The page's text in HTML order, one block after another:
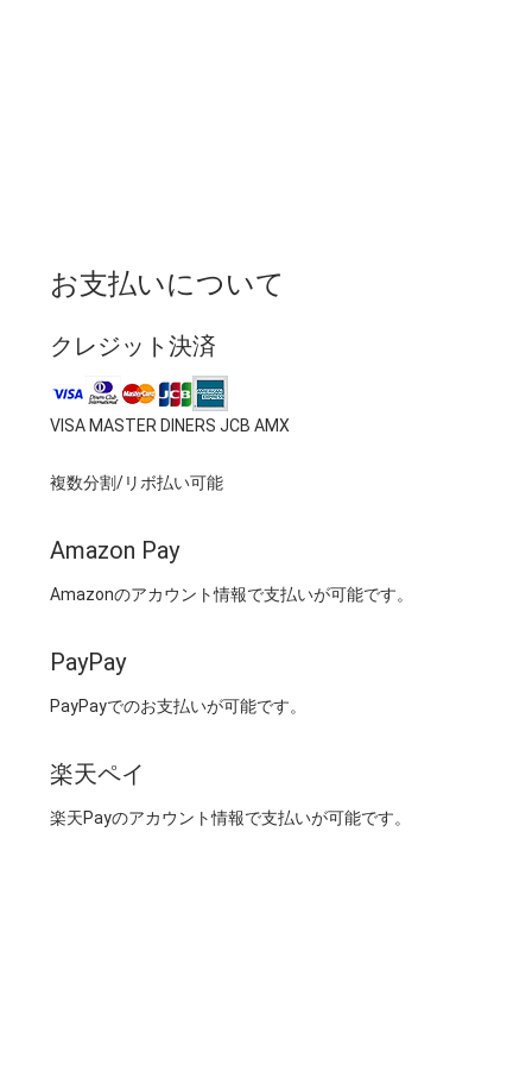
お支払いについて
クレジット決済
VISA MASTER DINERS JCB AMX
複数分割/リボ払い可能
Amazon Pay
Amazonのアカウント情報で支払いが可能です。
PayPay
PayPayでのお支払いが可能です。
楽天ペイ
楽天Payのアカウント情報で支払いが可能です。